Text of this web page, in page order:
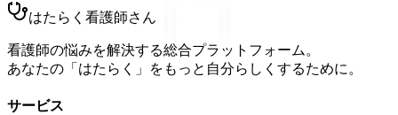
はたらく看護師さん
看護師の悩みを解決する総合プラットフォーム。
あなたの「はたらく」をもっと自分らしくするために。
サービス